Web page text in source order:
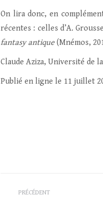
On lira donc, en
récentes : celles d’A.
fantasy antique (Mnémos,
Claude Aziza, Université de
Publié en ligne le 11 juillet
Navigation
PRÉCÉDENT